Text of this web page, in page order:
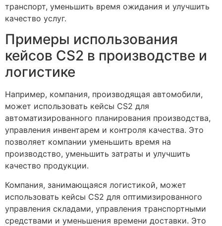
транспорт, уменьшить время ожидания и улучшить
качество услуг.
Примеры использования
кейсов CS2 в производстве и
логистике
Например, компания, производящая автомобили,
может использовать кейсы CS2 для
автоматизированного планирования производства,
управления инвентарем и контроля качества. Это
позволяет компании уменьшить время на
производство, уменьшить затраты и улучшить
качество продукции.
Компания, занимающаяся логистикой, может
использовать кейсы CS2 для оптимизированного
управления складами, управления транспортными
средствами и уменьшения времени доставки. Это